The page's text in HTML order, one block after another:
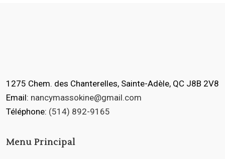
1275 Chem. des Chanterelles, Sainte-Adèle, QC J8B 2V8
Email: nancymassokine@gmail.com
Téléphone: (514) 892-9165
Menu Principal